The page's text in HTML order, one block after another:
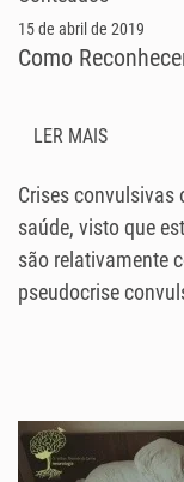
15 de abril de 2019
Como
LER MAIS
Crises
saúde, visto que
são relativamente
pseudocrise